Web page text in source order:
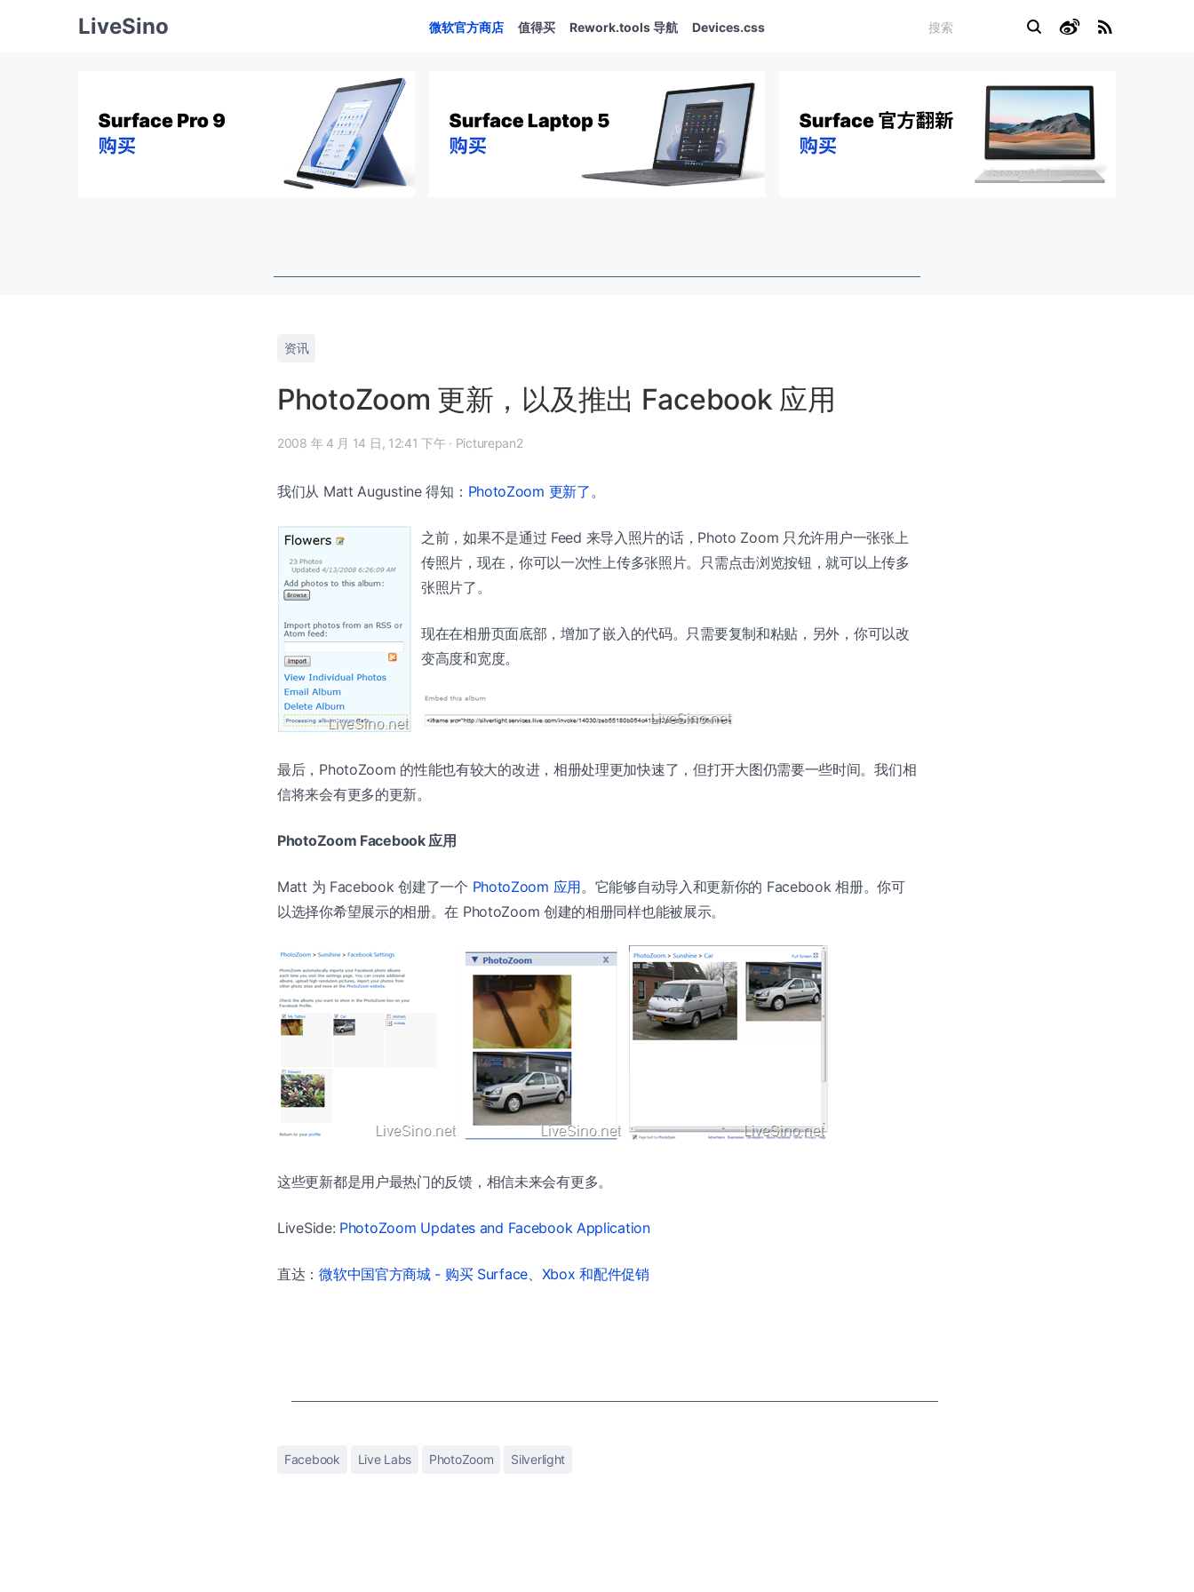
LiveSino 微软官方商店 值得买 Rework.tools 导航 Devices.css
资讯
PhotoZoom 更新，以及推出 Facebook 应用
2008 年 4 月 14 日, 12:41 下午 · Picturepan2
我们从 Matt Augustine 得知： PhotoZoom 更新了 。
之前，如果不是通过 Feed 来导入照片的话，Photo Zoom 只允许用户一张张上
传照片，现在，你可以一次性上传多张照片。只需点击浏览按钮，就可以上传多
张照片了。
现在在相册页面底部，增加了嵌入的代码。只需要复制和粘贴，另外，你可以改
变高度和宽度。
最后，PhotoZoom 的性能也有较大的改进，相册处理更加快速了，但打开大图仍需要一些时间。我们相
信将来会有更多的更新。
PhotoZoom Facebook 应用
Matt 为 Facebook 创建了一个 PhotoZoom 应用。它能够自动导入和更新你的 Facebook 相册。你可
以选择你希望展示的相册。在 PhotoZoom 创建的相册同样也能被展示。
这些更新都是用户最热门的反馈，相信未来会有更多。
LiveSide: PhotoZoom Updates and Facebook Application
直达：微软中国官方商城 - 购买 Surface、Xbox 和配件促销
Facebook Live Labs PhotoZoom Silverlight